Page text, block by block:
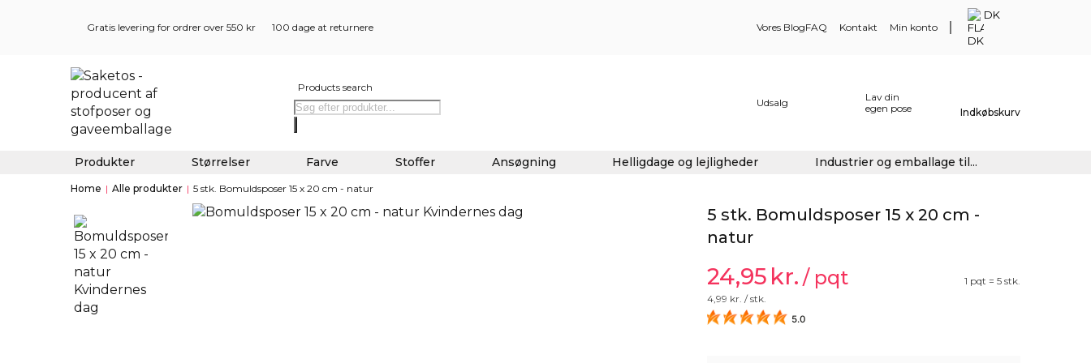
Gratis levering for ordrer over 550 kr 100 dage at returnere Vores BlogFAQ Kontakt Min konto
DK
Products search
Udsalg
Lav din
egen pose
Indkøbskurv
Produkter Størrelser Farve Stoffer Ansøgning Helligdage og lejligheder Industrier og emballage til...
Home | Alle produkter | 5 stk. Bomuldsposer 15 x 20 cm - natur
5 stk. Bomuldsposer 15 x 20 cm -
natur
24,95 kr. / pqt
1 pqt = 5 stk.
4,99 kr. / stk.
5.0